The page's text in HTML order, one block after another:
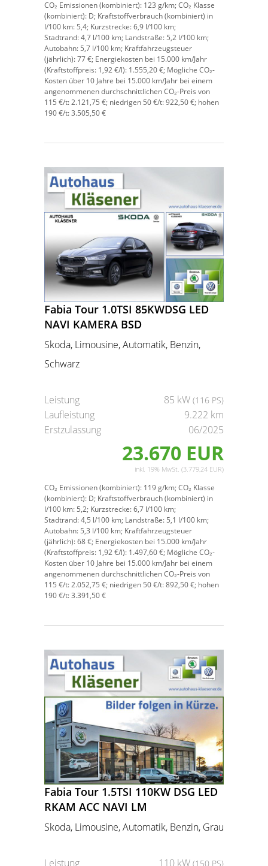
CO₂ Emissionen (kombiniert): 123 g/km;CO₂ Klasse
(kombiniert): D; Kraftstoffverbrauch (kombiniert) in
l/100 km: 5,4; Kurzstrecke:6,9 l/100 km;
Stadtrand:4,7 l/100 km; Landstraße: 5,2 l/100 km;
Autobahn: 5,7 l/100 km; Kraftfahrzeugsteuer
(jährlich):77 €; Energiekosten bei 15.000 km/Jahr
(Kraftstoffpreis: 1,92€/l): 1.555,20 €; Mögliche CO₂-
Kosten über 10 Jahre bei 15.000 km/Jahr bei einem
angenommenen durchschnittlichen CO₂-Preis von
115 €/t:2.121,75 €; niedrigen 50 €/t: 922,50 €; hohen
190 €/t: 3.505,50 €
Fabia Tour 1.0TSI 85KWDSG LED
NAVI KAMERA BSD
Skoda, Limousine, Automatik, Benzin,
Schwarz
Leistung 85 kW (116 PS)
Laufleistung
9.222 km
Erstzulassung
06/2025
23.670 EUR
inkl. 19% MwSt. (3.779,24 EUR)
CO₂ Emissionen (kombiniert): 119 g/km;CO₂ Klasse
(kombiniert): D; Kraftstoffverbrauch (kombiniert) in
l/100 km: 5,2; Kurzstrecke:6,7 l/100 km;
Stadtrand:4,5 l/100 km; Landstraße: 5,1 l/100 km;
Autobahn: 5,3 l/100 km; Kraftfahrzeugsteuer
(jährlich):68 €; Energiekosten bei 15.000 km/Jahr
(Kraftstoffpreis: 1,92€/l): 1.497,60 €; Mögliche CO₂-
Kosten über 10 Jahre bei 15.000 km/Jahr bei einem
angenommenen durchschnittlichen CO₂-Preis von
115 €/t:2.052,75 €; niedrigen 50 €/t: 892,50 €; hohen
190 €/t: 3.391,50 €
Fabia Tour 1.5TSI 110KW DSG LED
RKAM ACC NAVI LM
Skoda, Limousine, Automatik, Benzin, Grau
Leistung 110 kW (150 PS)